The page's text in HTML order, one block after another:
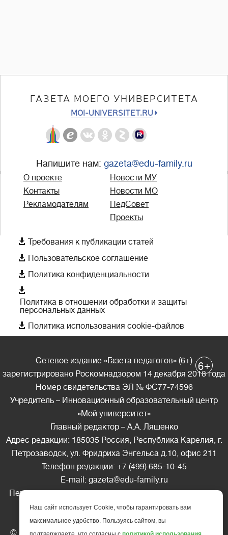
ГАЗЕТА МОЕГО УНИВЕРСИТЕТА
MOI-UNIVERSITET.RU
Напишите нам: gazeta@edu-family.ru
О проекте
Контакты
Рекламодателям
Новости МУ
Новости МО
ПедСовет
Проекты
 Требования к публикации статей
 Пользовательское соглашение
 Политика конфиденциальности

Политика в отношении обработки и защиты
персональных данных
 Политика использования cookie-файлов
Сетевое издание «Газета педагогов» (6+)
зарегистрировано Роскомнадзором 14 декабря 2018 года
Номер свидетельства ЭЛ № ФС77-74596
Учредитель – Инновационный образовательный центр
«Мой университет»
Главный редактор – А.А. Ляшенко
Адрес редакции: 185035 Россия, Республика Карелия, г.
Петрозаводск, ул. Фридриха Энгельса д.10, офис 211
Телефон редакции: +7 (499) 685-10-45
E-mail: gazeta@edu-family.ru
Перепечатка материалов газеты допускается только c
письменного разрешения редакции
Ссылка на «Газету педагогов» обязательна.
© АНО ДПО "Инновационный образовательный центр
6+
Наш сайт использует Cookie, чтобы гарантировать вам
максимальное удобство. Пользуясь сайтом, вы